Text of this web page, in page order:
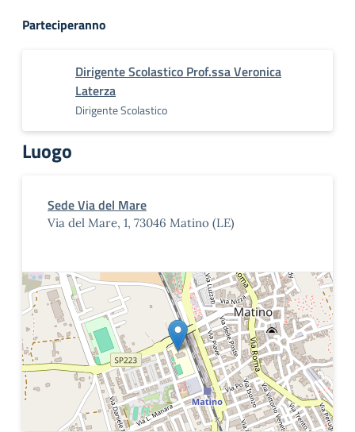
Parteciperanno
Dirigente Scolastico Prof.ssa Veronica
Laterza
Dirigente Scolastico
Luogo
Sede Via del Mare
Via del Mare, 1, 73046 Matino (LE)